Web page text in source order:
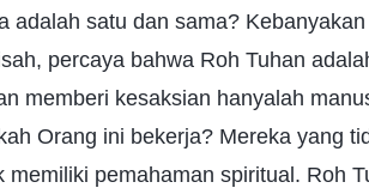
adalah satu dan sama?
percaya bahwa Roh Tuhan
memberi kesaksian hanyalah
Orang ini bekerja? Mereka yang
memiliki pemahaman spiritual. Roh